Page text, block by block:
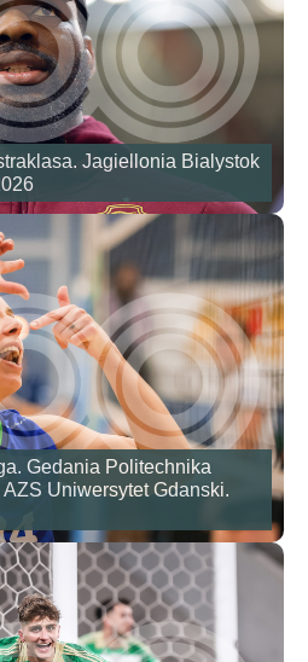
Jagiellonia Bialystok
Gedania Politechnika
Uniwersytet Gdanski.